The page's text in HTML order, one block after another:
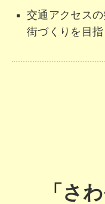
交通アクセス
街づくりを目指
「さ